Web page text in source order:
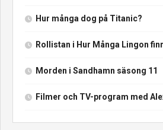
Hur många dog på Titanic?
Rollistan i Hur Många Lingon
Morden i Sandhamn säsong 11
Filmer och TV-program med